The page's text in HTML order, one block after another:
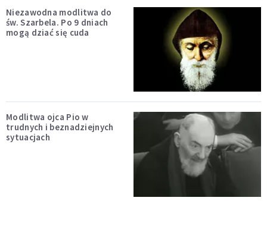
Niezawodna modlitwa do
św. Szarbela. Po 9 dniach
mogą dziać się cuda
Modlitwa ojca Pio w
trudnych i beznadziejnych
sytuacjach